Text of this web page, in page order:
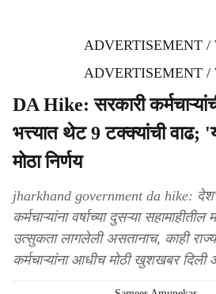
ADVERTISEMENT /
ADVERTISEMENT /
DA Hike: सरकारी
भत्त्यात थेट 9 टक्क्यांची वाढ;
मोठा निर्णय
jharkhand government da hike:
कर्मचाऱ्यांना वर्षाच्या दुसऱ्या सहामाहीतील
उत्सुकता लागलेली असतानाच, काही
कर्मचाऱ्यांना आधीच मोठी खुशखबर दिली